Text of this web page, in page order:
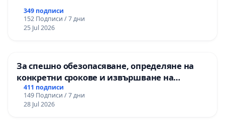
349 подписи
152 Подписи / 7 дни
25 Jul 2026
За спешно обезопасяване, определяне на
конкретни срокове и извършване на
цялостна рехабилитация на
републиканския път между пътен възел АМ
„Тракия“ - гр. Ихтиман - с. Мирово - к.к.
411 подписи
149 Подписи / 7 дни
28 Jul 2026